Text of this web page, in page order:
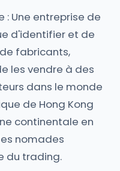
: Une entreprise de
d'identifier et de
fabricants,
les vendre à des
dans le monde
de Hong Kong
continentale en
nomades
du trading.